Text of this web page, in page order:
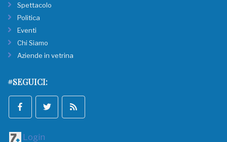
Spettacolo
Politica
Eventi
Chi Siamo
Aziende in vetrina
#SEGUICI:
Login